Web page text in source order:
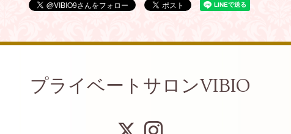
プライベートサロンVIBIO